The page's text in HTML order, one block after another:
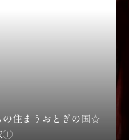
の住まうおとぎの国☆
①